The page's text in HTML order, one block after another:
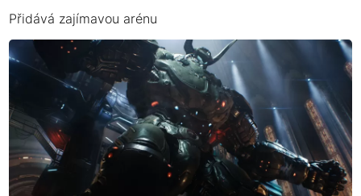
Přidává zajímavou arénu